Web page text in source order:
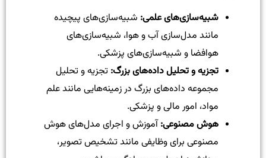
شبیه‌سازی‌های علمی: شبیه‌سازی‌های پیچیده
مانند مدل‌سازی آب و هوا، شبیه‌سازی‌های
هوافضا و شبیه‌سازی‌های پزشکی.
تجزیه و تحلیل داده‌های بزرگ: تجزیه و تحلیل
مجموعه داده‌های بزرگ در زمینه‌هایی مانند علم
مواد، امور مالی و پزشکی.
هوش مصنوعی:آموزش و اجرای مدل‌های هوش
مصنوعی برای وظایفی مانند تشخیص تصویر،